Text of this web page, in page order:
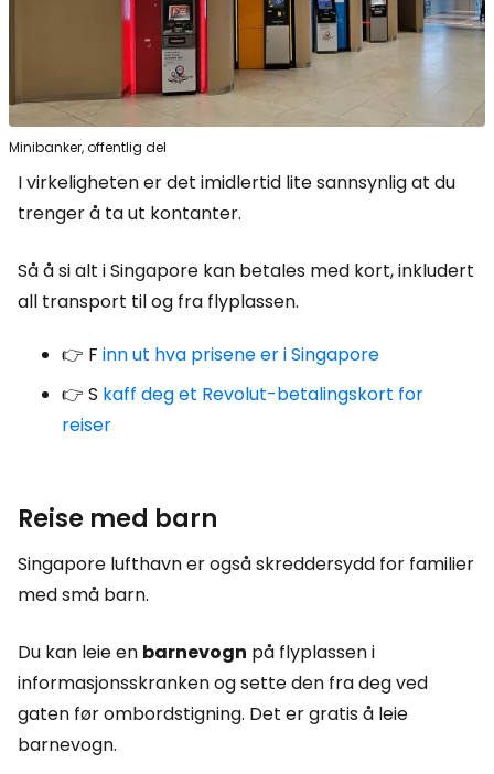
Minibanker, offentlig del
I virkeligheten er det imidlertid lite sannsynlig at du
trenger å ta ut kontanter.
Så å si alt i Singapore kan betales med kort, inkludert
all transport til og fra flyplassen.
👉 F inn ut hva prisene er i Singapore
👉 S kaff deg et Revolut-betalingskort for
reiser
Reise med barn
Singapore lufthavn er også skreddersydd for familier
med små barn.
Du kan leie en barnevogn på flyplassen i
informasjonsskranken og sette den fra deg ved
gaten før ombordstigning. Det er gratis å leie
barnevogn.